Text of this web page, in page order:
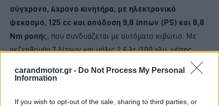
carandmotor.gr - Do Not Process My Personal
Information
If you wish to opt-out of the sale, sharing to third parties, or
σύγχρονο, 4χρονο κινητήρα, με ηλεκτρονικό
ψεκασμό, 125 cc και απόδοση 9,8 ίππων (PS) και 8,8
Nm ροπής, που συνδυάζεται με αυτόματο κιβώτιο. Με
ρεζερβουάρ 7 λίτρων και μόλις 2,6 λτ./100 χλμ. μέσης
κατανάλωσης, το νέο scooter της αμερικάνικης UM έχει
αυτονομία που αγγίζει τα 270 χιλιόμετρα με ένα γέμισμα.